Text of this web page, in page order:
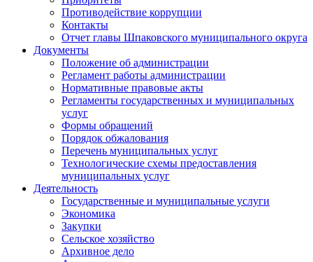
Противодействие коррупции
Контакты
Отчет главы Шпаковского муниципального округа
Документы
Положение об администрации
Регламент работы администрации
Нормативные правовые акты
Регламенты государственных и муниципальных
услуг
Формы обращений
Порядок обжалования
Перечень муниципальных услуг
Технологические схемы предоставления
муниципальных услуг
Деятельность
Государственные и муниципальные услуги
Экономика
Закупки
Сельское хозяйство
Архивное дело